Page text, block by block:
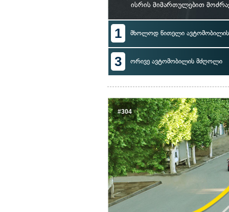
ისრის მიმართულებით
1 მხოლოდ წითელი
3 ორივე ავტომობილის მძღოლი
#304